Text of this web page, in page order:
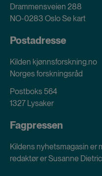
Drammensveien 288
NO-0283 OsloSe kart
Postadresse
Kilden kjønnsforskning.no
Norges forskningsråd
Postboks 564
1327 Lysaker
Fagpressen
Kildens nyhetsmagasin er
redaktør er Susanne